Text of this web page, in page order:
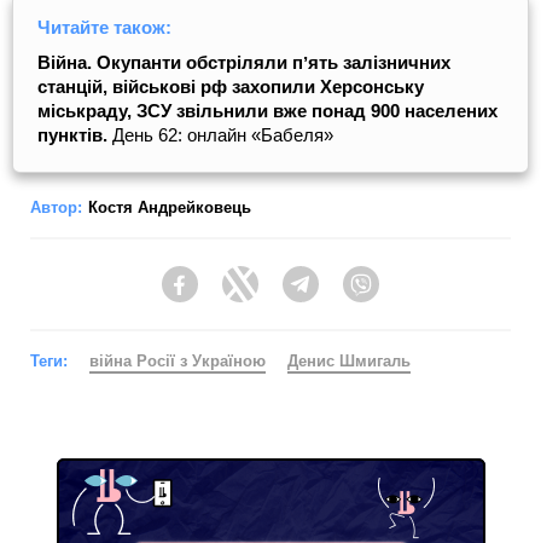
Читайте також:
Війна. Окупанти обстріляли пʼять залізничних
станцій, військові рф захопили Херсонську
міськраду, ЗСУ звільнили вже понад 900 населених
пунктів. День 62: онлайн «Бабеля»
Автор: Костя Андрейковець
FacebookTwitter Telegram
Теги: війна Росії з Україною Денис Шмигаль